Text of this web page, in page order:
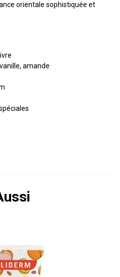
orientale sophistiquée et
amande